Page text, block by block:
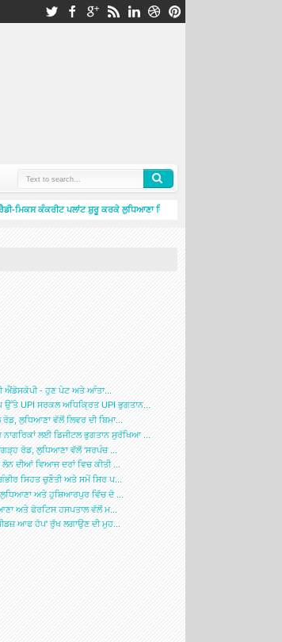
ਮਿਕਸ ਕੰਕਰੀਟ ਪਲਾਂਟ ਸ਼ੁਰੂ ਕਰਕੇ ਲੁਧਿਆਣਾ ਵਿੱਚ ਆਪਣੀ ਮੌਜੂਦਗੀ ਹੋਰ ਮਜ਼ਬੂਤ ਕੀਤੀ
ਐਂਡੋਸਕੋਪੀ - ਹੁਣ ਪੇਟ ਅਤੇ ਆੰਤਾ...
ਉੱਤੇ UPI ਸਰਕਲ ਅਧਿਕ੍ਰਿਤ UPI ਭੁਗਤਾਨ...
ਲੁਧਿਆਣਾ ਵੱਲੋਂ ਲਿਵਰ ਦੀ ਬਿਮਾ...
ਲਈ ਡਿਜੀਟਲ ਭੁਗਤਾਨ ਸੁਰੱਖਿਆ ...
ਰੋਡ, ਲੁਧਿਆਣਾ ਵੱਲੋਂ ‘ਸਰਪੰਚ ...
ਦੀਆਂ ਵਿਆਜ ਦਰਾਂ ਵਿਚ ਕੀਤੀ ...
ਸਿਹਤ ਚੁਣੌਤੀ ਅਤੇ ਸਮੇਂ ਸਿਰ ਪ...
ਅਤੇ ਹੁਸ਼ਿਆਰਪੁਰ ਵਿੱਚ ਦੋ ...
ਅਤੇ ਫੋਰਟਿਸ ਹਸਪਤਾਲ ਵੱਲੋਂ ਮ...
ਆਫ ਹੋਪ' ਰੁੱਖ ਲਗਾਉਣ ਦੀ ਮੁਹ...